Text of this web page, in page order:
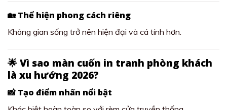
🏡 Thể hiện phong cách riêng
Không gian sống trở nên hiện đại và cá tính hơn.
🌟 Vì sao màn cuốn in tranh phòng khách
là xu hướng 2026?
📸 Tạo điểm nhấn nổi bật